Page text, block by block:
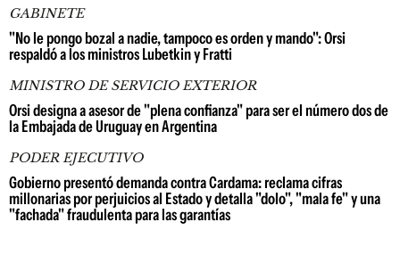
GABINETE
"No le pongo bozal a nadie, tampoco es orden y mando": Orsi
respaldó a los ministros Lubetkin y Fratti
MINISTRO DE SERVICIO EXTERIOR
Orsi designa a asesor de "plena confianza" para ser el número dos de
la Embajada de Uruguay en Argentina
PODER EJECUTIVO
Gobierno presentó demanda contra Cardama: reclama cifras
millonarias por perjuicios al Estado y detalla "dolo", "mala fe" y una
"fachada" fraudulenta para las garantías